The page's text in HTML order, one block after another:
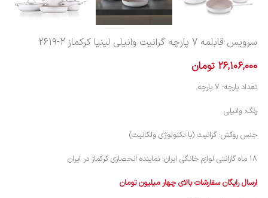
سرویس قابلمه 7 پارچه گرانیت وانیلی لینیا کرکماز 2619-2
26,106,000 تومان
تعداد پارچه: ۷ پارچه
رنگ: وانیلی
جنس روکش: گرانیت (با تکنولوژی ولکانیت)
۱۸ ماه گارانتی لوازم خانگی ایران: نماینده انحصاری کرکماز در ایران
ارسال رایگان سفارشات بالای چهار میلیون تومان